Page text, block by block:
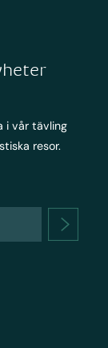
i vår tävling
resor.